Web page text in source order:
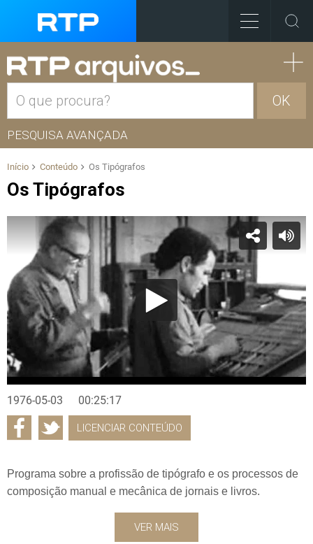
OK
PESQUISA AVANÇADA
Início Conteúdo Os Tipógrafos
Os Tipógrafos
1976-05-03 00:25:17
LICENCIAR CONTEÚDO
Programa sobre a profissão de tipógrafo e os processos de
composição manual e mecânica de jornais e livros.
VER MAIS